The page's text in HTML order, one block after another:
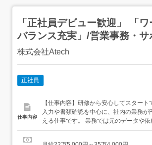
「正社員デビュー歓迎」 「
バランス充実」/営業事務・サ
株式会社Atech
正社員
仕事内容
【仕事内容】研修から安心してスタート
入力や書類確認を中心に、社内の業務が
える仕事です。 業務では元のデータや
記載された手順に沿って進めます。専門